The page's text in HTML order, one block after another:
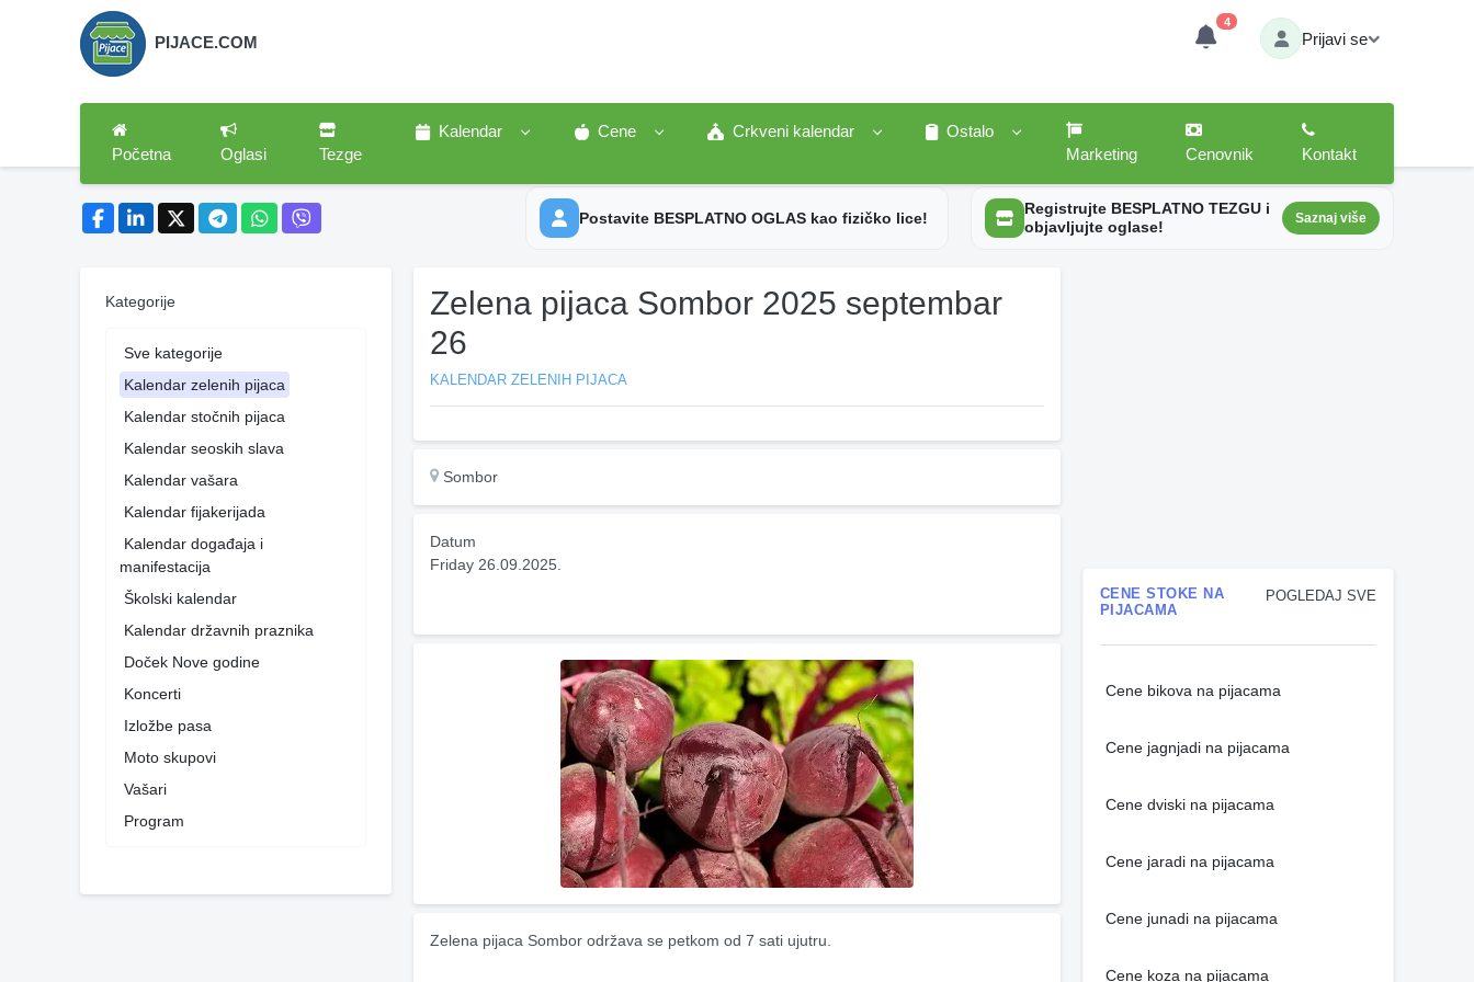
PIJACE.COM
4
Prijavi se
Početna Oglasi Tezge
Kalendar Cene Crkveni kalendar
Ostalo
Marketing
Cenovnik Kontakt
Postavite BESPLATNO OGLAS kao fizičko lice!
Registrujte BESPLATNO TEZGU i
objavljujte oglase!
Saznaj više
Kategorije
Sve kategorije
Kalendar zelenih pijaca
Kalendar stočnih pijaca
Kalendar seoskih slava
Kalendar vašara
Kalendar fijakerijada
Kalendar događaja i
manifestacija
Školski kalendar
Kalendar državnih praznika
Doček Nove godine
Koncerti
Izložbe pasa
Moto skupovi
Vašari
Program
Zelena pijaca Sombor 2025 septembar
26
KALENDAR ZELENIH PIJACA
Sombor
Datum
Friday 26.09.2025.
Zelena pijaca Sombor održava se petkom od 7 sati ujutru.
POGLEDAJ SVE
CENE STOKE NA
PIJACAMA
Cene bikova na pijacama
Cene jagnjadi na pijacama
Cene dviski na pijacama
Cene jaradi na pijacama
Cene junadi na pijacama
Cene koza na pijacama